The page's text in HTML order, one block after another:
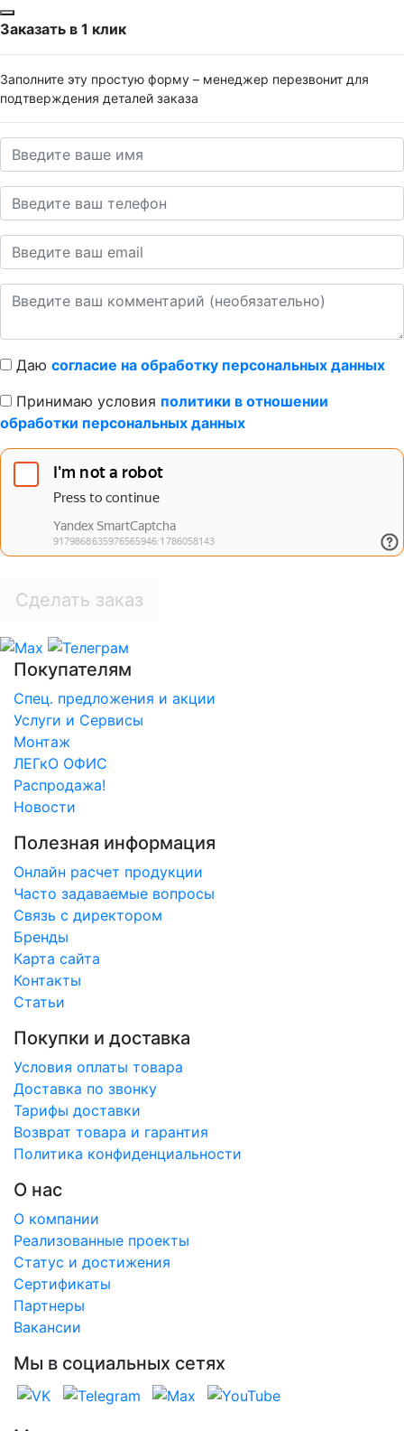
Заказать в 1 клик
Заполните эту простую форму – менеджер перезвонит для
подтверждения деталей заказа
Даю согласие на обработку персональных данных
Принимаю условия политики в отношении
обработки персональных данных
Сделать заказ
Покупателям
Спец. предложения и акции
Услуги и Сервисы
Монтаж
ЛЕГкО ОФИС
Распродажа!
Новости
Полезная информация
Онлайн расчет продукции
Часто задаваемые вопросы
Связь с директором
Бренды
Карта сайта
Контакты
Статьи
Покупки и доставка
Условия оплаты товара
Доставка по звонку
Тарифы доставки
Возврат товара и гарантия
Политика конфиденциальности
О нас
О компании
Реализованные проекты
Статус и достижения
Сертификаты
Партнеры
Вакансии
Мы в социальных сетях